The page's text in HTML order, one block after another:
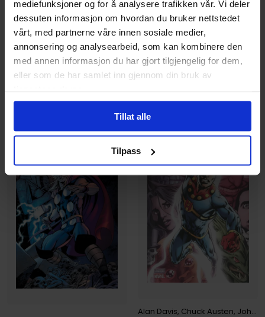
mediefunksjoner og for å analysere trafikken vår. Vi deler
dessuten informasjon om hvordan du bruker nettstedet
vårt, med partnerne våre innen sosiale medier,
annonsering og analysearbeid, som kan kombinere den
med annen informasjon du har gjort tilgjengelig for dem,
eller som de har samlet inn gjennom din bruk av
Tillat alle
Tilpass
Vol. 2
Paperback · Engelsk
WolverineVol. 1
Paperback · Engelsk
329 00
Ikke på nettlager
Alan Davis, Chuck Austen, John Ridgway
399 00
359,10
Medlem